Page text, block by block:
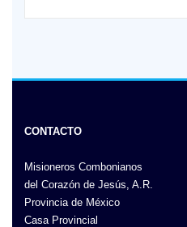
CONTACTO
Misioneros Combonianos
del Corazón de Jesús, A.R.
Provincia de México
Casa Provincial